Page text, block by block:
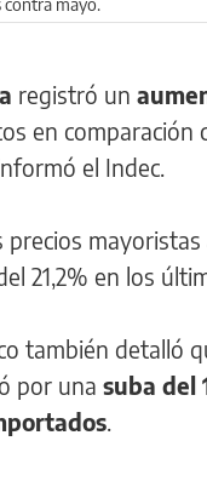
contra mayo.
registró un
en
el Indec.
precios mayoristas
21,2% en los
también detalló
por una suba del
.